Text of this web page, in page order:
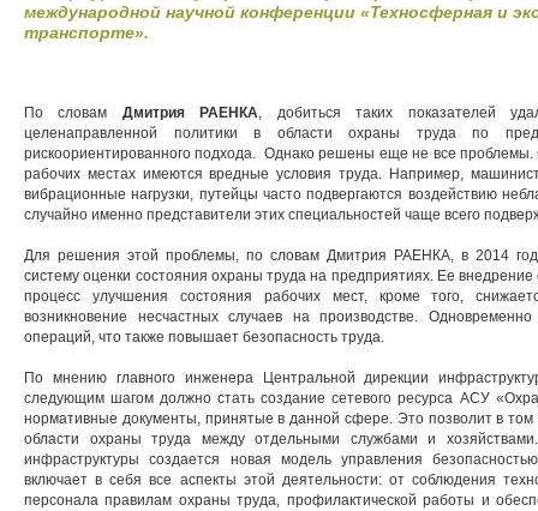
международной научной конференции «Техносферная и
транспорте».
По словам Дмитрия РАЕНКА, добиться таких показателей
целенаправленной политики в области охраны труда по
рискоориентированного подхода. Однако решены еще не все проблемы.
рабочих местах имеются вредные условия труда. Например,
вибрационные нагрузки, путейцы часто подвергаются воздействию
случайно именно представители этих специальностей чаще всего
Для решения этой проблемы, по словам Дмитрия РАЕНКА, в 2014
систему оценки состояния охраны труда на предприятиях. Ее
процесс улучшения состояния рабочих мест, кроме того,
возникновение несчастных случаев на производстве. Одновременно
операций, что также повышает безопасность труда.
По мнению главного инженера Центральной дирекции
следующим шагом должно стать создание сетевого ресурса АСУ
нормативные документы, принятые в данной сфере. Это позволит в том
области охраны труда между отдельными службами и
инфраструктуры создается новая модель управления
включает в себя все аспекты этой деятельности: от соблюдения
персонала правилам охраны труда, профилактической работы и